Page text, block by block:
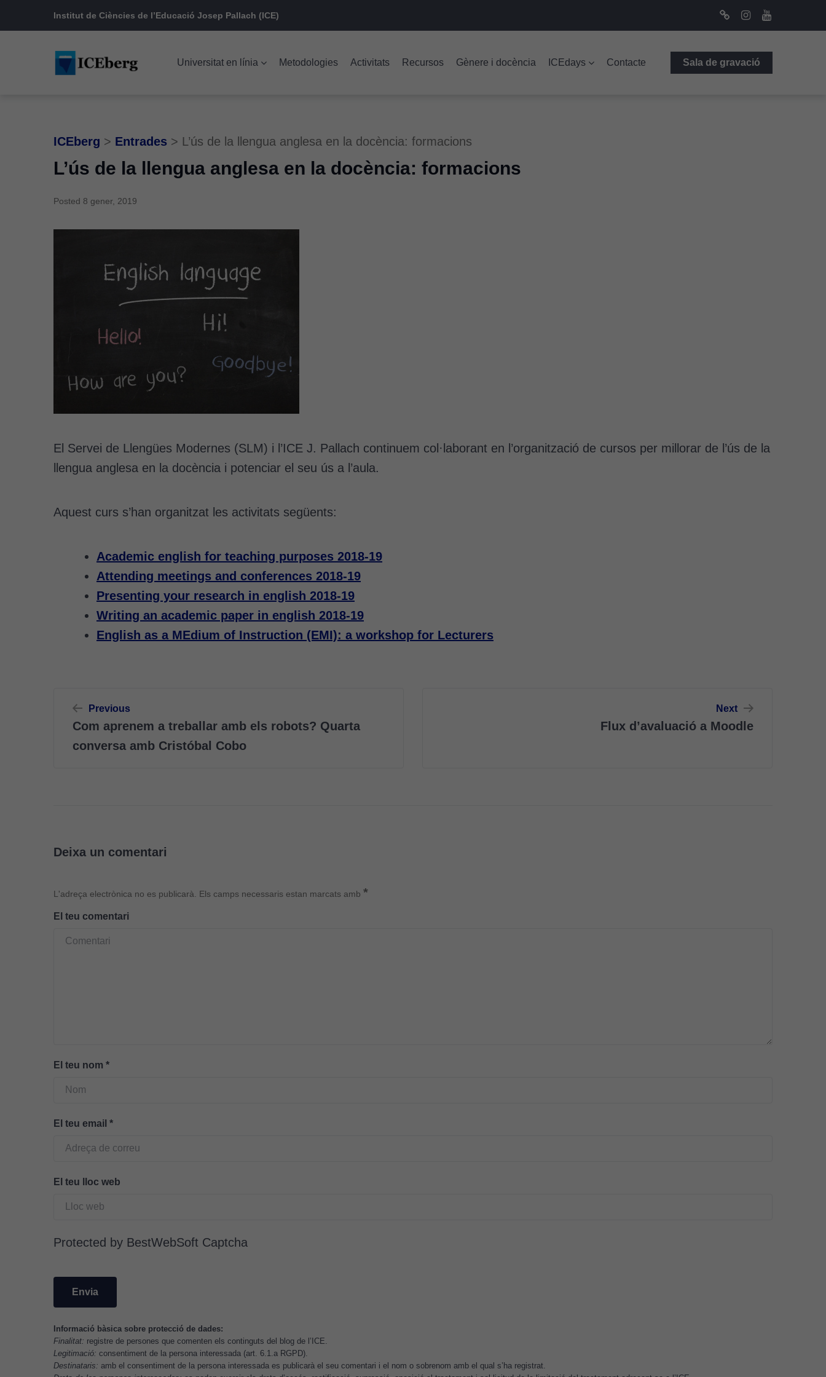
to
navigation
to
to
Institut de Ciències de l’Educació Josep Pallach (ICE)
Universitat en línia Metodologies Activitats Recursos Gènere i docència ICEdays Contacte Sala de gravació
ICEberg > Entrades > L’ús de la llengua anglesa en la docència: formacions
L’ús de la llengua anglesa en la docència: formacions
Posted 8 gener, 2019
El Servei de Llengües Modernes (SLM) i l’ICE J. Pallach continuem col·laborant en l’organització de cursos per millorar de l’ús de la
llengua anglesa en la docència i potenciar el seu ús a l’aula.
Aquest curs s’han organitzat les activitats següents:
Academic english for teaching purposes 2018-19
Attending meetings and conferences 2018-19
Presenting your research in english 2018-19
Writing an academic paper in english 2018-19
English as a MEdium of Instruction (EMI): a workshop for Lecturers
d'entrades
Previous
Com aprenem a treballar amb els robots? Quarta
conversa amb Cristóbal Cobo
Next
Flux d’avaluació a Moodle
Deixa un comentari
L'adreça electrònica no es publicarà. Els camps necessaris estan marcats amb *
El teu comentari
El teu nom *
El teu email *
El teu lloc web
Protected by BestWebSoft Captcha
Informació bàsica sobre protecció de dades:
Finalitat: registre de persones que comenten els continguts del blog de l’ICE.
Legitimació: consentiment de la persona interessada (art. 6.1.a RGPD).
Destinataris: amb el consentiment de la persona interessada es publicarà el seu comentari i el nom o sobrenom amb el qual s’ha registrat.
d'anàlisi